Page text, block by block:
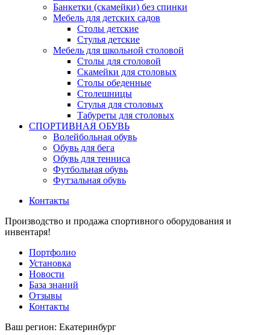
Банкетки (скамейки) без спинки
Мебель для детских садов
Столы детские
Стулья детские
Мебель для школьной столовой
Столы для столовой
Скамейки для столовых
Столы обеденные
Столешницы
Стулья для столовых
Табуреты для столовых
СПОРТИВНАЯ ОБУВЬ
Волейбольная обувь
Обувь для бега
Обувь для тенниса
Футбольная обувь
Футзальная обувь
Контакты
Производство и продажа спортивного оборудования и
инвентаря!
Портфолио
Установка
Новости
База знаний
Отзывы
Контакты
Ваш регион: Екатеринбург